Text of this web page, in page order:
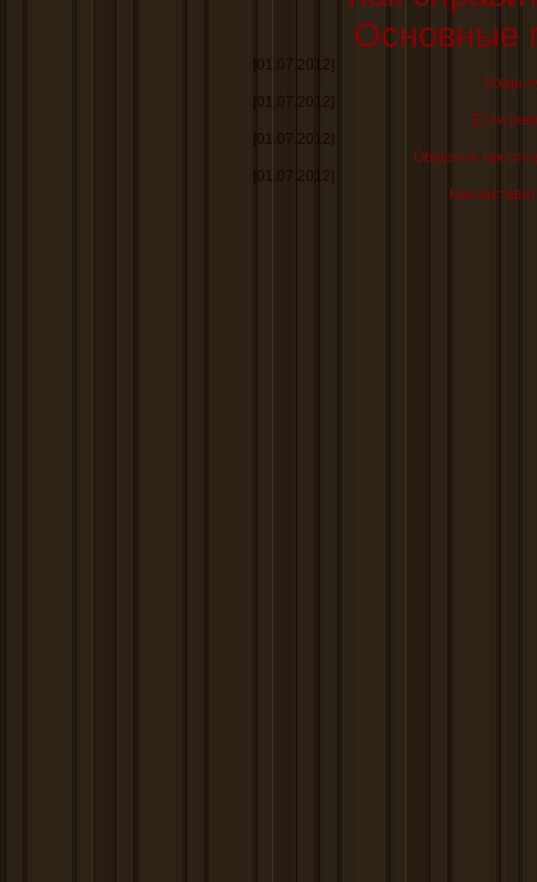
Основные
[01.07.2012]
Когда
[01.07.2012]
Если
[01.07.2012]
Общение как
[01.07.2012]
Как